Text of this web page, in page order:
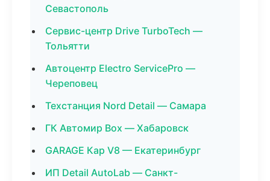
Севастополь
Сервис-центр Drive TurboTech —
Тольятти
Автоцентр Electro ServicePro —
Череповец
Техстанция Nord Detail — Самара
ГК Автомир Box — Хабаровск
GARAGE Кар V8 — Екатеринбург
ИП Detail AutoLab — Санкт-